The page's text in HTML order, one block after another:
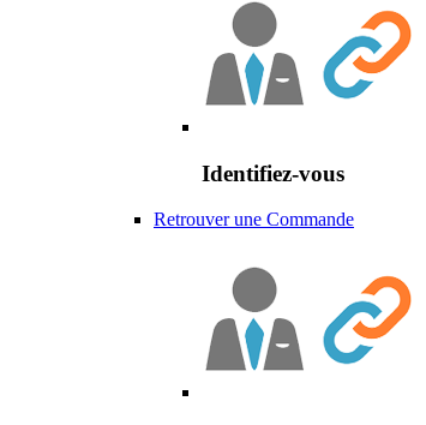
Identifiez-vous
Retrouver une Commande